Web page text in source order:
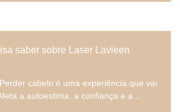
saber sobre Laser Lavieen
cabelo é uma experiência que vai
a autoestima, a confiança e a…